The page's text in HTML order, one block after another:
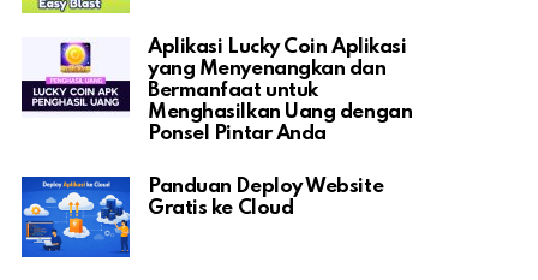
Aplikasi Lucky Coin Aplikasi
yang Menyenangkan dan
Bermanfaat untuk
Menghasilkan Uang dengan
Ponsel Pintar Anda
Panduan Deploy Website
Gratis ke Cloud